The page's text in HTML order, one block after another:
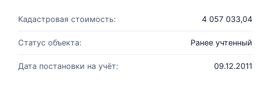
Кадастровая стоимость: 4 057 033,04
Статус объекта: Ранее учтенный
Дата постановки на учёт: 09.12.2011